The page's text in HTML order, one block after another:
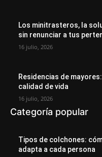
Los minitrasteros, la
sin renunciar a tus
16 julio, 2026
Residencias de
calidad de vida
16 julio, 2026
Categoría popular
Tipos de colchones:
adapta a cada persona